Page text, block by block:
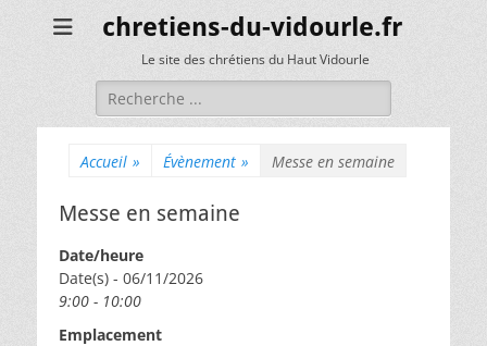
chretiens-du-vidourle.fr
Le site des chrétiens du Haut Vidourle
Rechercher :
Accueil » Évènement » Messe en semaine
Messe en semaine
Date/heure
Date(s) - 06/11/2026
9:00 - 10:00
Emplacement